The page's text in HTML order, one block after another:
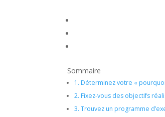
Sommaire
1. Déterminez votre «
2. Fixez-vous des objectifs
3. Trouvez un programme